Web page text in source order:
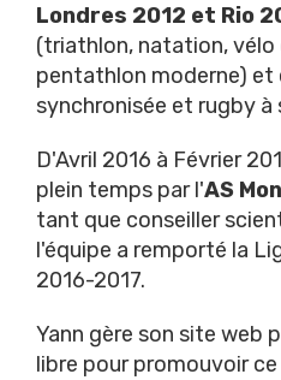
Londres 2012 et Rio
(triathlon, natation,
pentathlon moderne) et
synchronisée et rugby à
D'Avril 2016 à Février
plein temps par l'AS
tant que conseiller
l'équipe a remporté la
2016-2017.
Yann gère son site web
libre pour promouvoir